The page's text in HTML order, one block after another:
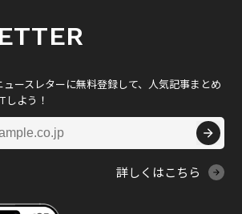
ースレターに無料登録して、人気記事まとめ
しよう！
詳しくはこちら